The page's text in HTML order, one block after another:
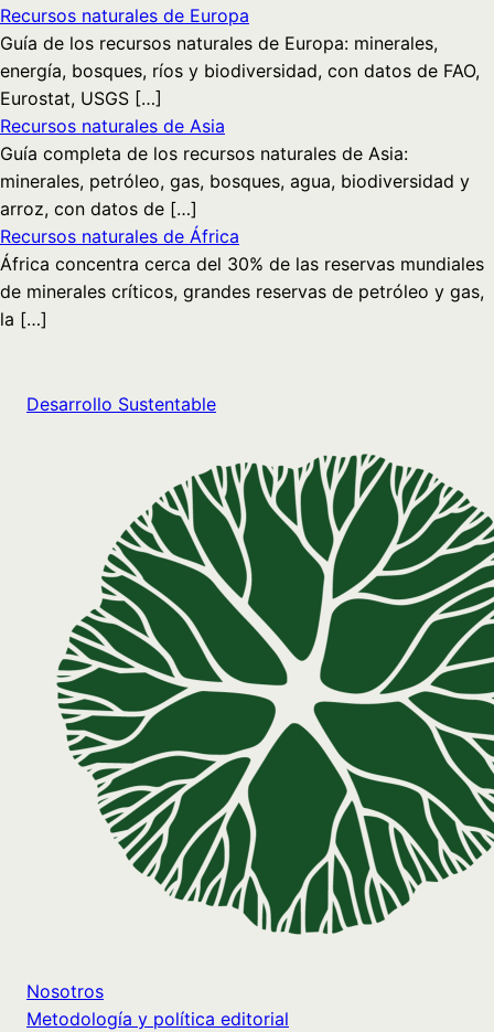
Recursos naturales de Europa
Guía de los recursos naturales de Europa: minerales,
energía, bosques, ríos y biodiversidad, con datos de FAO,
Eurostat, USGS […]
Recursos naturales de Asia
Guía completa de los recursos naturales de Asia:
minerales, petróleo, gas, bosques, agua, biodiversidad y
arroz, con datos de […]
Recursos naturales de África
África concentra cerca del 30% de las reservas mundiales
de minerales críticos, grandes reservas de petróleo y gas,
la […]
Desarrollo Sustentable
Nosotros
Metodología y política editorial